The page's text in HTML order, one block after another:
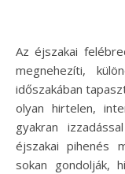
Az éjszakai felébredés hőhullám miatt sok ember életét
megnehezíti,
időszakában
olyan hirtelen,
gyakran
éjszakai pihenés
sokan gondolják,